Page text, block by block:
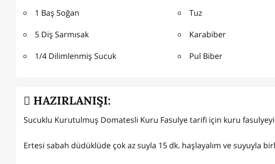
1 Baş Soğan
5 Diş Sarmısak
1/4 Dilimlenmiş Sucuk
Tuz
Karabiber
Pul Biber
HAZIRLANIŞI:
Sucuklu Kurutulmuş Domatesli Kuru Fasulye tarifi için kuru fasulyeyi
Ertesi sabah düdüklüde çok az suyla 15 dk. haşlayalım ve suyuyla